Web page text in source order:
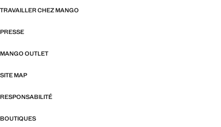
TRAVAILLER CHEZ MANGO
PRESSE
MANGO OUTLET
SITE MAP
RESPONSABILITÉ
BOUTIQUES